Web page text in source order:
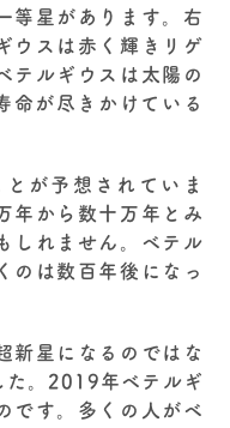
等星があります。右
ウスは赤く輝きリゲ
テルギウスは太陽の
命が尽きかけている
が予想されていま
年から数十万年とみ
しれません。ベテル
のは数百年後になっ
新星になるのではな
た。2019年ベテルギ
です。多くの人がベ